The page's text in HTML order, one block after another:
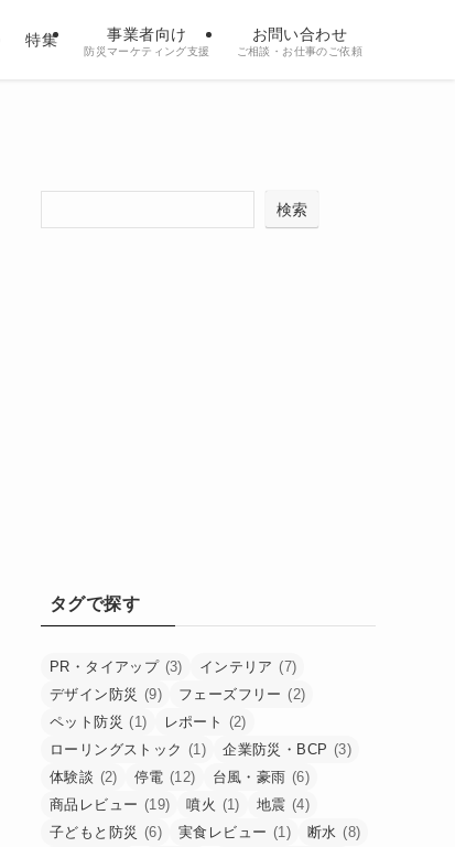
特集 事業者向け
防災マーケティング支援
お問い合わせ
ご相談・お仕事のご依頼
検索
タグで探す
PR・タイアップ (3) インテリア (7)
デザイン防災 (9) フェーズフリー (2)
ペット防災 (1) レポート (2)
ローリングストック (1) 企業防災・BCP (3)
体験談 (2) 停電 (12) 台風・豪雨 (6)
商品レビュー (19) 噴火 (1) 地震 (4)
子どもと防災 (6) 実食レビュー (1) 断水 (8)